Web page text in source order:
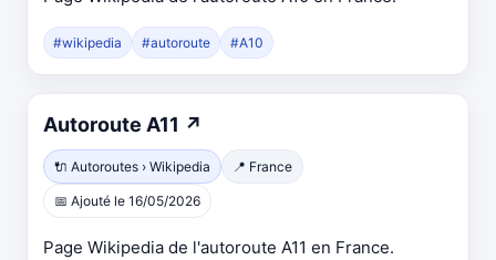
#wikipedia #autoroute #A10
Autoroute A11 ↗
🔌 Autoroutes › Wikipedia 📍 France
📅 Ajouté le 16/05/2026
Page Wikipedia de l'autoroute A11 en France.